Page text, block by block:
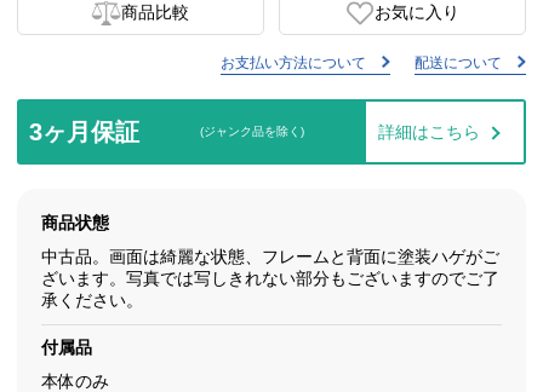
商品比較 お気に入り
お支払い方法について 配送について
3ヶ月保証 (ジャンク品を除く) 詳細はこちら
商品状態
中古品。画面は綺麗な状態、フレームと背面に塗装ハゲがご
ざいます。写真では写しきれない部分もございますのでご了
承ください。
付属品
本体のみ